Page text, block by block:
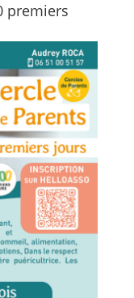
premiers